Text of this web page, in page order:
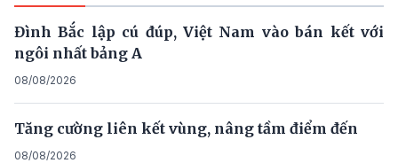
Đình Bắc lập cú đúp, Việt Nam vào bán kết với
ngôi nhất bảng A
08/08/2026
Tăng cường liên kết vùng, nâng tầm điểm đến
08/08/2026